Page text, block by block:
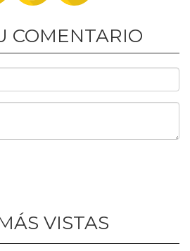
COMENTARIO
VISTAS